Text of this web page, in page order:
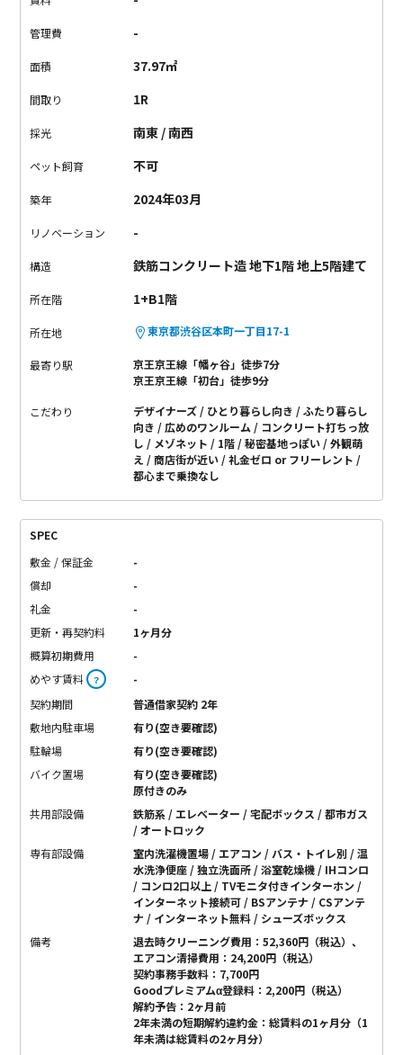
フトの概念を覆してきました。
くて中腰もしくは膝立ちで過ごすようなイメージ。
屋として十分に使っていただけるロフトです。
にコンクリート打ちっぱなしがオシャレ。
地で、オシャレな暮らし始めませんか？
管理費 -
面積 37.97㎡
間取り 1R
採光 南東 / 南西
ペット飼育 不可
築年 2024年03月
リノベーション -
構造 鉄筋コンクリート造 地下1階 地上5階建て
所在階 1+B1階
所在地 東京都渋谷区本町一丁目17-1
最寄り駅
京王京王線「幡ヶ谷」徒歩7分
京王京王線「初台」徒歩9分
こだわり デザイナーズ ひとり暮らし向き
ふたり暮らし
向き
広めのワンルーム
コンクリート打ちっ放
し
メゾネット 1階 秘密基地っぽい
外観萌
え
商店街が近い
礼金ゼロ or フリーレント
都心まで乗換なし
SPEC
敷金 / 保証金
-
償却
-
礼金
-
更新・再契約料
1ヶ月分
概算初期費用
-
めやす賃料 ？
-
契約期間
普通借家契約 2年
敷地内駐車場
有り(空き要確認)
駐輪場
有り(空き要確認)
バイク置場
有り(空き要確認)
原付きのみ
共用部設備
鉄筋系 / エレベーター / 宅配ボックス / 都市ガス
/ オートロック
専有部設備
室内洗濯機置場 / エアコン / バス・トイレ別 / 温
水洗浄便座 / 独立洗面所 / 浴室乾燥機 / IHコンロ
/ コンロ2口以上 / TVモニタ付きインターホン /
インターネット接続可 / BSアンテナ / CSアンテ
ナ / インターネット無料 / シューズボックス
備考
退去時クリーニング費用：52,360円（税込）、
エアコン清掃費用：24,200円（税込）
契約事務手数料：7,700円
Goodプレミアムα登録料：2,200円（税込）
解約予告：2ヶ月前
2年未満の短期解約違約金：総賃料の1ヶ月分（1
年未満は総賃料の2ヶ月分）